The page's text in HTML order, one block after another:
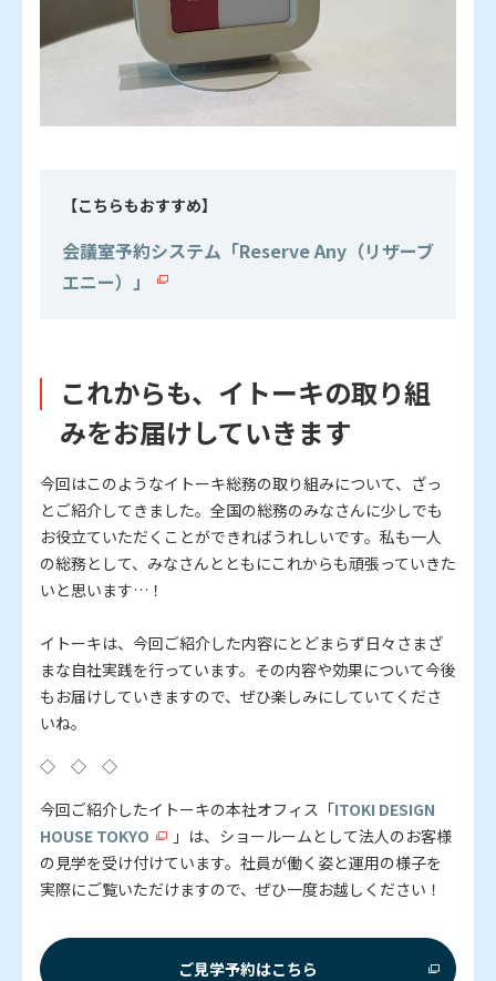
【こちらもおすすめ】
会議室予約システム「Reserve Any（リザーブ
エニー）」
これからも、イトーキの取り組
みをお届けしていきます
今回はこのようなイトーキ総務の取り組みについて、ざっ
とご紹介してきました。全国の総務のみなさんに少しでも
お役立ていただくことができればうれしいです。私も一人
の総務として、みなさんとともにこれからも頑張っていきた
いと思います…！
イトーキは、今回ご紹介した内容にとどまらず日々さまざ
まな自社実践を行っています。その内容や効果について今後
もお届けしていきますので、ぜひ楽しみにしていてくださ
いね。
◇ ◇ ◇
今回ご紹介したイトーキの本社オフィス「ITOKI DESIGN
HOUSE TOKYO
」は、ショールームとして法人のお客様
の見学を受け付けています。社員が働く姿と運用の様子を
実際にご覧いただけますので、ぜひ一度お越しください！
ご見学予約はこちら